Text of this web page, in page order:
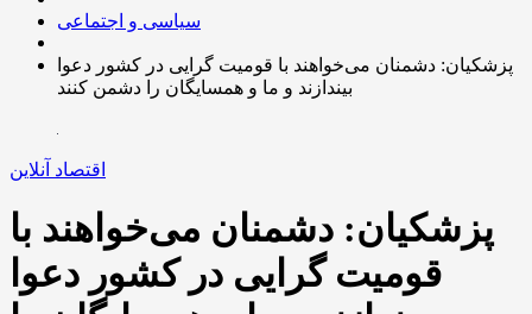
سیاسی و اجتماعی
پزشکیان: دشمنان می‌خواهند با قومیت گرایی در کشور دعوا
بیندازند و ما و همسایگان را دشمن کنند
اقتصاد آنلاین
پزشکیان: دشمنان می‌خواهند با
قومیت گرایی در کشور دعوا